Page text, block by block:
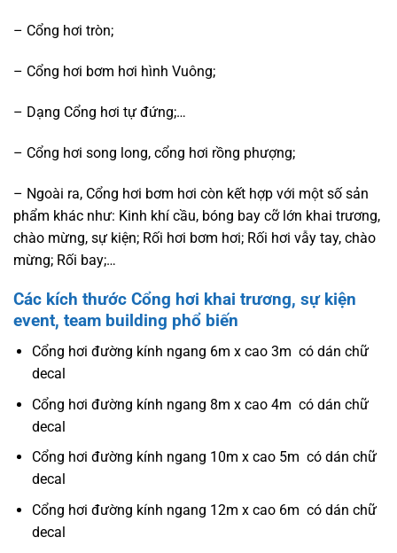
– Cổng hơi tròn;
– Cổng hơi bơm hơi hình Vuông;
– Dạng Cổng hơi tự đứng;…
– Cổng hơi song long, cổng hơi rồng phượng;
– Ngoài ra, Cổng hơi bơm hơi còn kết hợp với một số sản
phẩm khác như: Kinh khí cầu, bóng bay cỡ lớn khai trương,
chào mừng, sự kiện; Rối hơi bơm hơi; Rối hơi vẫy tay, chào
mừng; Rối bay;…
Các kích thước Cổng hơi khai trương, sự kiện
event, team building phổ biến
Cổng hơi đường kính ngang 6m x cao 3m có dán chữ
decal
Cổng hơi đường kính ngang 8m x cao 4m có dán chữ
decal
Cổng hơi đường kính ngang 10m x cao 5m có dán chữ
decal
Cổng hơi đường kính ngang 12m x cao 6m có dán chữ
decal